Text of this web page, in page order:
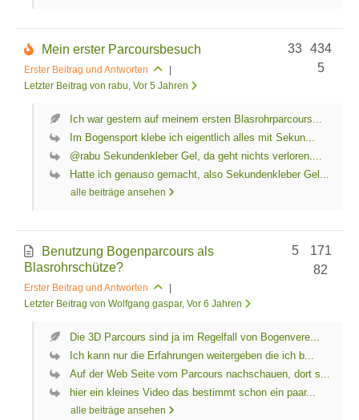
Mein erster Parcoursbesuch
Erster Beitrag und Antworten
|
Letzter Beitrag von rabu , Vor 5 Jahren
434
5
33
Ich war gestern auf meinem ersten Blasrohrparcours...
Im Bogensport klebe ich eigentlich alles mit Sekun...
@rabu Sekundenkleber Gel, da geht nichts verloren....
Hatte ich genauso gemacht, also Sekundenkleber Gel...
alle beiträge ansehen
Benutzung Bogenparcours als
Blasrohrschütze?
Erster Beitrag und Antworten
|
Letzter Beitrag von Wolfgang gaspar, Vor 6 Jahren
171
82
5
Die 3D Parcours sind ja im Regelfall von Bogenvere...
Ich kann nur die Erfahrungen weitergeben die ich b...
Auf der Web Seite vom Parcours nachschauen, dort s...
hier ein kleines Video das bestimmt schon ein paar...
alle beiträge ansehen